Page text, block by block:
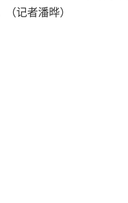
记者潘晔）